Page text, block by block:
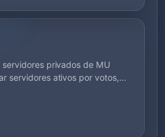
privados de MU
servidores ativos por votos,
estilo de jogo e descrições
para achar servidores que